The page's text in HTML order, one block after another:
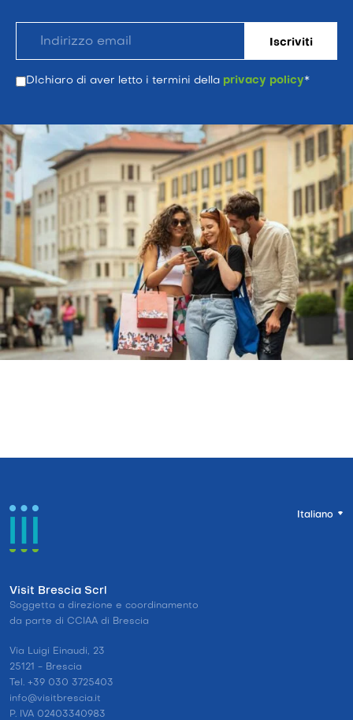
DIchiaro di aver letto i termini della privacy policy*
Italiano
Visit Brescia Scrl
Soggetta a direzione e coordinamento
da parte di CCIAA di Brescia
Via Luigi Einaudi, 23
25121 - Brescia
Tel. +39 030 3725403
info@visitbrescia.it
P. IVA 02403340983